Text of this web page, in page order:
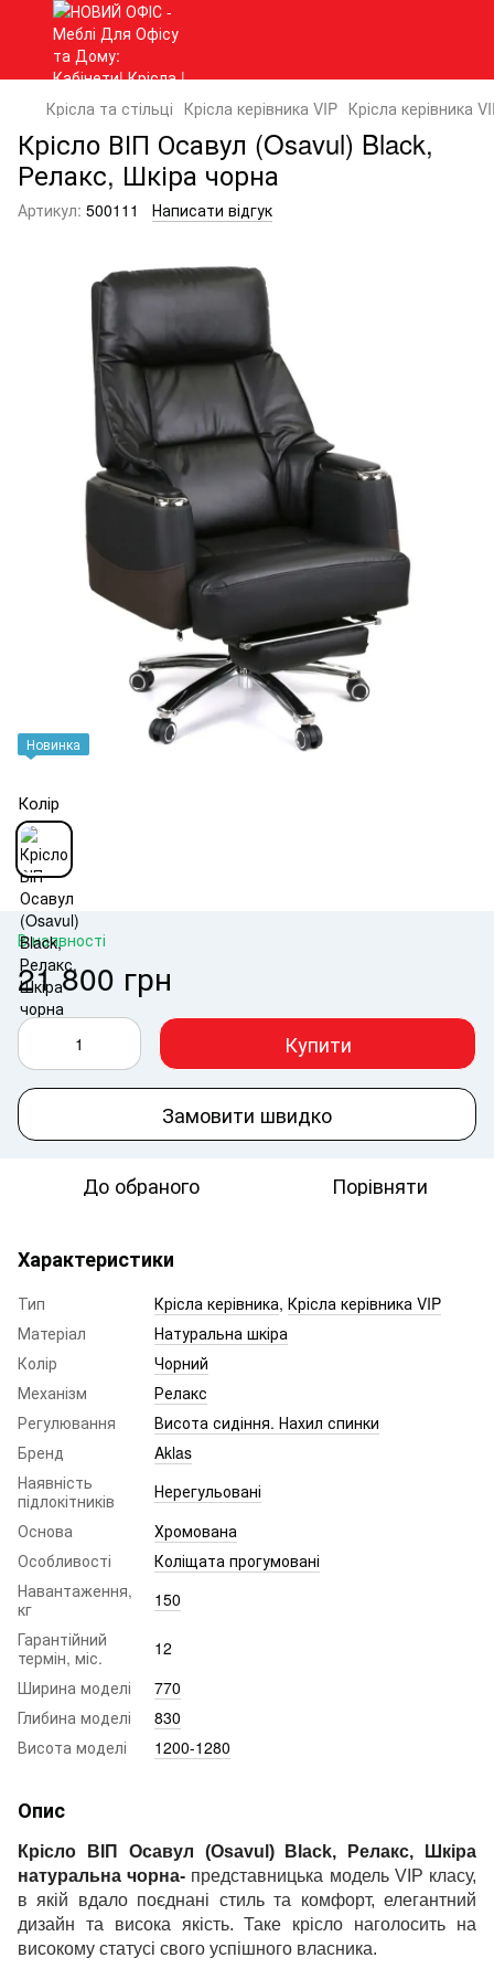
Крісла та стільці Крісла керівника VIP Крісла керівника
Крісло ВІП Осавул (Osavul) Black,
Релакс, Шкіра чорна
Артикул: 500111 Написати відгук
Новинка
Колір
В наявності
21 800 грн
Купити
Замовити швидко
До обраного Порівняти
Характеристики
Тип Крісла керівника, Крісла керівника VIP
Матеріал
Натуральна шкіра
Колір
Чорний
Механізм
Релакс
Регулювання
Висота сидіння. Нахил спинки
Бренд
Aklas
Наявність
підлокітників
Нерегульовані
Основа
Хромована
Особливості
Коліщата прогумовані
Навантаження,
кг
150
Гарантійний
термін, міс.
12
Ширина моделі
770
Глибина моделі
830
Висота моделі
1200-1280
Опис
Крісло ВІП Осавул (Osavul) Black, Релакс, Шкіра
натуральна чорна- представницька модель VIP класу,
в якій вдало поєднані стиль та комфорт, елегантний
дизайн та висока якість. Таке крісло наголосить на
високому статусі свого успішного власника.